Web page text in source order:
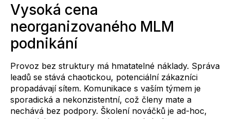
Vysoká cena
neorganizovaného MLM
podnikání
Provoz bez struktury má hmatatelné náklady. Správa
leadů se stává chaotickou, potenciální zákazníci
propadávají sítem. Komunikace s vaším týmem je
sporadická a nekonzistentní, což členy mate a
nechává bez podpory. Školení nováčků je ad-hoc,